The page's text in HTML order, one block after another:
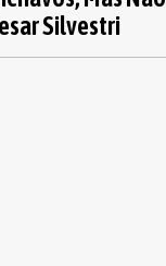
Silvestri